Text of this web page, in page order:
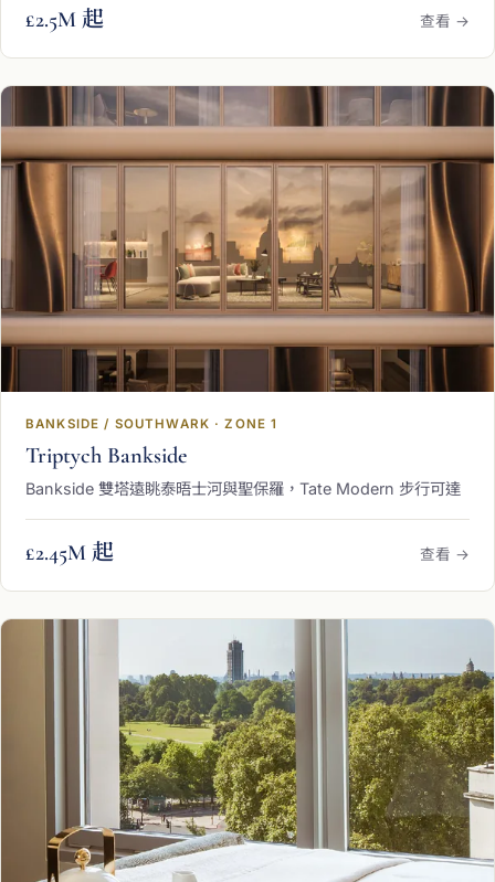
£2.5M 起 查看 →
BANKSIDE / SOUTHWARK · ZONE 1
Triptych Bankside
Bankside 雙塔遠眺泰晤士河與聖保羅，Tate Modern 步行可達
£2.45M 起 查看 →